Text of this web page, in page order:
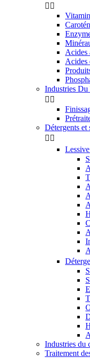
 
Acides
Acides
Industries Du
 
Détergents et
 
Industries du
Traitement